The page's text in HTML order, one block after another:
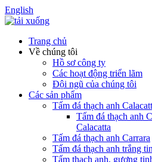
English
Trang chủ
Về chúng tôi
Hồ sơ công ty
Các hoạt động triển lãm
Đội ngũ của chúng tôi
Các sản phẩm
Tấm đá thạch anh
Tấm đá thạch anh
Calacatta
Tấm đá thạch anh Carrara
Tấm đá thạch anh trắng
Tấm thạch anh, gương